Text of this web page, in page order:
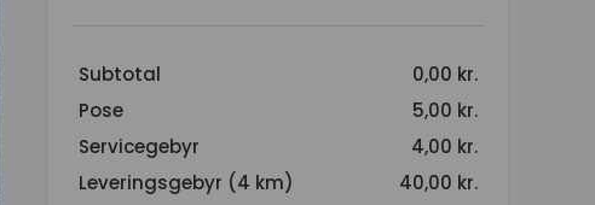
Subtotal
0,00 kr.
Pose
5,00 kr.
Servicegebyr
4,00 kr.
Leveringsgebyr (4 km)
40,00 kr.